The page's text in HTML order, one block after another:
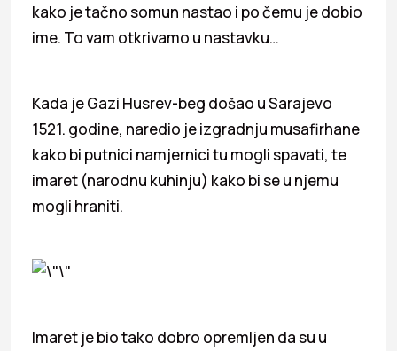
kako je tačno somun nastao i po čemu je dobio
ime. To vam otkrivamo u nastavku…
Kada je Gazi Husrev-beg došao u Sarajevo
1521. godine, naredio je izgradnju musafirhane
kako bi putnici namjernici tu mogli spavati, te
imaret (narodnu kuhinju) kako bi se u njemu
mogli hraniti.
Imaret je bio tako dobro opremljen da su u